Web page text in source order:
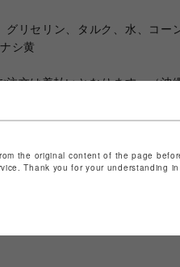
グリセリン、タルク、水、コ
ナシ黄
文は着払いとなります。（沖
the original content of the page
Thank you for your understanding